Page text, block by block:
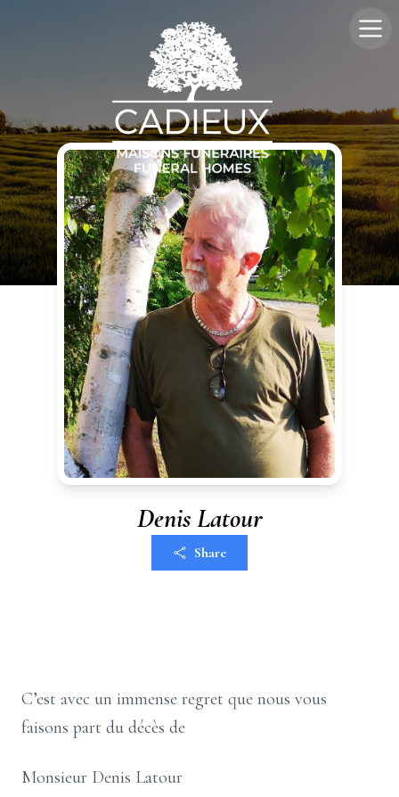
Denis Latour
Share
C’est avec un immense regret que nous vous
faisons part du décès de
Monsieur Denis Latour